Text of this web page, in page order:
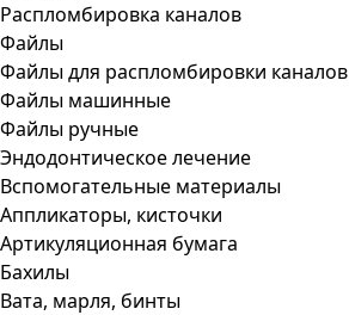
Распломбировка каналов
Файлы
Файлы для распломбировки каналов
Файлы машинные
Файлы ручные
Эндодонтическое лечение
Вспомогательные материалы
Аппликаторы, кисточки
Артикуляционная бумага
Бахилы
Вата, марля, бинты